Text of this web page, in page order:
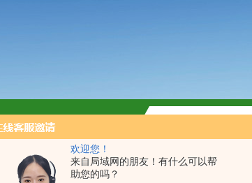
欢迎您！
来自局域网的朋友！有什么可以帮
助您的吗？